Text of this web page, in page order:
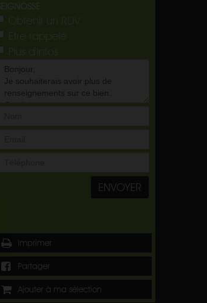
Obtenir un RDV
Etre rappelé
Plus d'infos
ENVOYER
Imprimer
Partager
Ajouter à ma sélection